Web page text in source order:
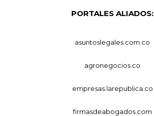
PORTALES ALIADOS:
asuntoslegales.com.co
agronegocios.co
empresas.larepublica.co
firmasdeabogados.com